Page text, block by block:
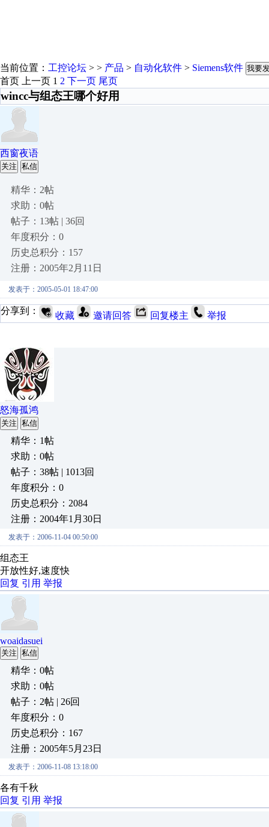
当前位置： 工控论坛 > > 产品 > 自动化软件 > Siemens软件 我要
首页 上一页 1 2 下一页 尾页
wincc与组态王哪个好用
西窗夜语
关注 私信
精华：2帖
求助：0帖
帖子：13帖 | 36回
年度积分：0
历史总积分：157
注册：2005年2月11日
发表于：2005-05-01 18:47:00
分享到： 收藏 邀请回答 回复楼主 举报
怒海孤鸿
关注 私信
精华：1帖
求助：0帖
帖子：38帖 | 1013回
年度积分：0
历史总积分：2084
注册：2004年1月30日
发表于：2006-11-04 00:50:00
组态王
开放性好,速度快
回复 引用 举报
woaidasuei
关注 私信
精华：0帖
求助：0帖
帖子：2帖 | 26回
年度积分：0
历史总积分：167
注册：2005年5月23日
发表于：2006-11-08 13:18:00
各有千秋
回复 引用 举报